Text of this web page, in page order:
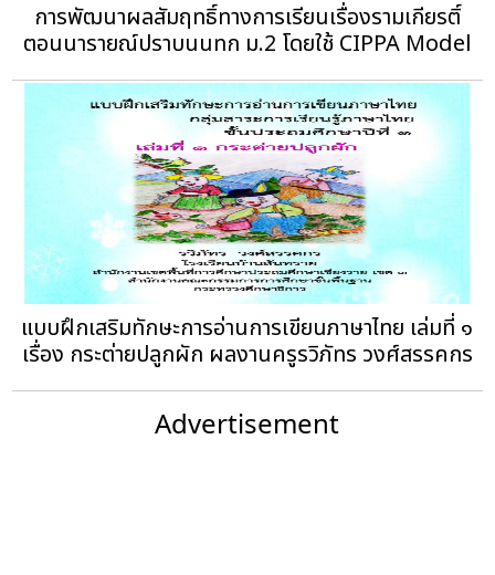
การพัฒนาผลสัมฤทธิ์ทางการเรียนเรื่องรามเกียรติ์
ตอนนารายณ์ปราบนนทก ม.2 โดยใช้ CIPPA Model
แบบฝึกเสริมทักษะการอ่านการเขียนภาษาไทย เล่มที่ ๑
เรื่อง กระต่ายปลูกผัก ผลงานครูรวิภัทร วงศ์สรรคกร
Advertisement